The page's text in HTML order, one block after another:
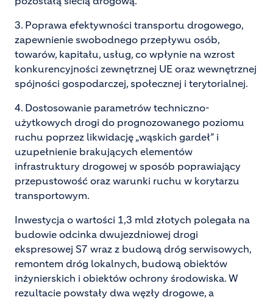
3. Poprawa efektywności transportu drogowego,
zapewnienie swobodnego przepływu osób,
towarów, kapitału, usług, co wpłynie na wzrost
konkurencyjności zewnętrznej UE oraz wewnętrznej
spójności gospodarczej, społecznej i terytorialnej.
4. Dostosowanie parametrów techniczno-
użytkowych drogi do prognozowanego poziomu
ruchu poprzez likwidację „wąskich gardeł” i
uzupełnienie brakujących elementów
infrastruktury drogowej w sposób poprawiający
przepustowość oraz warunki ruchu w korytarzu
transportowym.
Inwestycja o wartości 1,3 mld złotych polegała na
budowie odcinka dwujezdniowej drogi
ekspresowej S7 wraz z budową dróg serwisowych,
remontem dróg lokalnych, budową obiektów
inżynierskich i obiektów ochrony środowiska. W
rezultacie powstały dwa węzły drogowe, a